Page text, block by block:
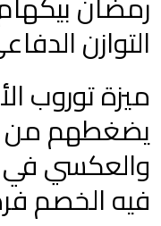
التوازن
ميزة توروب
يضغطهم من
والعكسي في
فيه الخصم